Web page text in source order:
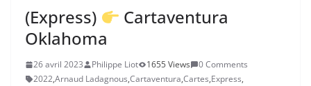
(Express)
Cartaventura
Oklahoma
26 avril 2023 Philippe Liot 1655 Views
0 Comments
2022,Arnaud Ladagnous,Cartaventura,Cartes,Express,